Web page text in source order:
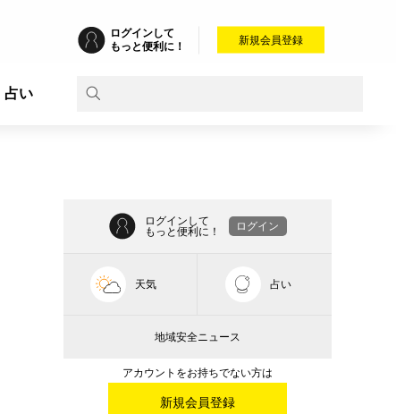
ログインして
もっと便利に！
新規会員登録
占い
ログインして
もっと便利に！
ログイン
天気 占い
地域安全ニュース
アカウントをお持ちでない方は
新規会員登録